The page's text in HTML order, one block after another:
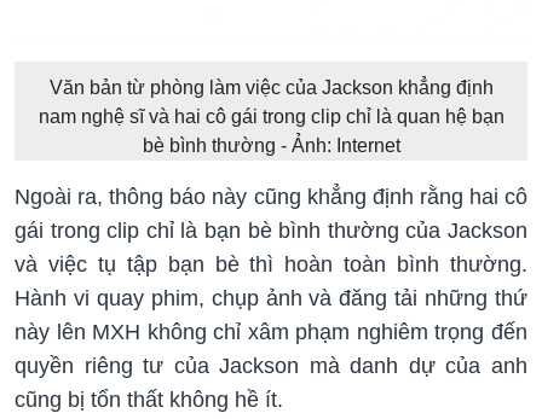
Văn bản từ phòng làm việc của Jackson khẳng định
nam nghệ sĩ và hai cô gái trong clip chỉ là quan hệ bạn
bè bình thường - Ảnh: Internet
Ngoài ra, thông báo này cũng khẳng định rằng hai cô
gái trong clip chỉ là bạn bè bình thường của Jackson
và việc tụ tập bạn bè thì hoàn toàn bình thường.
Hành vi quay phim, chụp ảnh và đăng tải những thứ
này lên MXH không chỉ xâm phạm nghiêm trọng đến
quyền riêng tư của Jackson mà danh dự của anh
cũng bị tổn thất không hề ít.